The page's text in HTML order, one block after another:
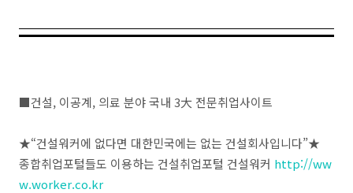
■건설, 이공계, 의료 분야 국내 3大 전문취업사이트
★“건설워커에 없다면 대한민국에는 없는 건설회사입니다”★
종합취업포털들도 이용하는 건설취업포털 건설워커 http://ww
w.worker.co.kr